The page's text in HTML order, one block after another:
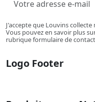
J'accepte que Louvins
Vous pouvez en savoir plus
rubrique formulaire de
Logo Footer